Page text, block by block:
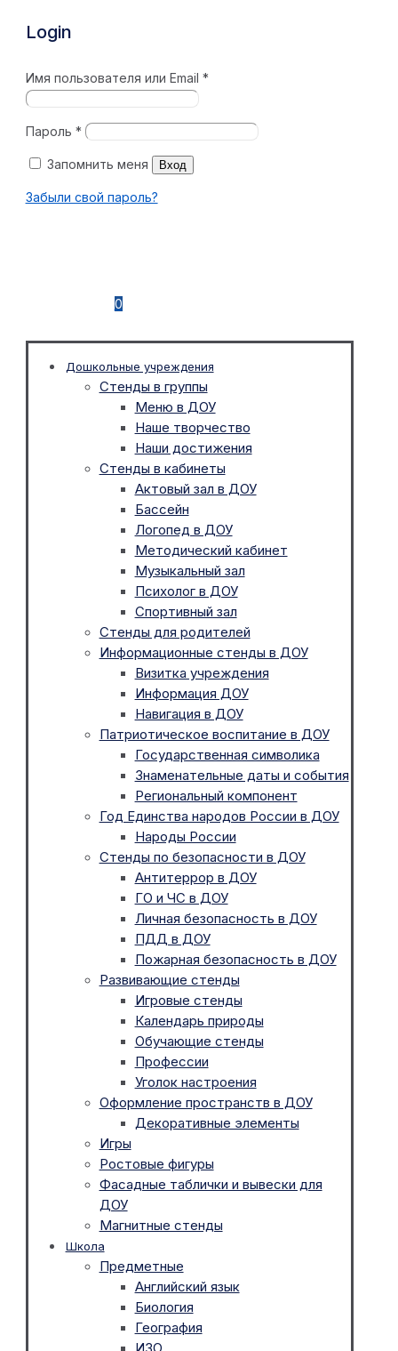
Login
Имя пользователя или Email *
Пароль *
Запомнить меня Вход
Забыли свой пароль?
0
Дошкольные учреждения
Стенды в группы
Меню в ДОУ
Наше творчество
Наши достижения
Стенды в кабинеты
Актовый зал в ДОУ
Бассейн
Логопед в ДОУ
Методический кабинет
Музыкальный зал
Психолог в ДОУ
Спортивный зал
Стенды для родителей
Информационные стенды в ДОУ
Визитка учреждения
Информация ДОУ
Навигация в ДОУ
Патриотическое воспитание в ДОУ
Государственная символика
Знаменательные даты и события
Региональный компонент
Год Единства народов России в ДОУ
Народы России
Стенды по безопасности в ДОУ
Антитеррор в ДОУ
ГО и ЧС в ДОУ
Личная безопасность в ДОУ
ПДД в ДОУ
Пожарная безопасность в ДОУ
Развивающие стенды
Игровые стенды
Календарь природы
Обучающие стенды
Профессии
Уголок настроения
Оформление пространств в ДОУ
Декоративные элементы
Игры
Ростовые фигуры
Фасадные таблички и вывески для
ДОУ
Магнитные стенды
Школа
Предметные
Английский язык
Биология
География